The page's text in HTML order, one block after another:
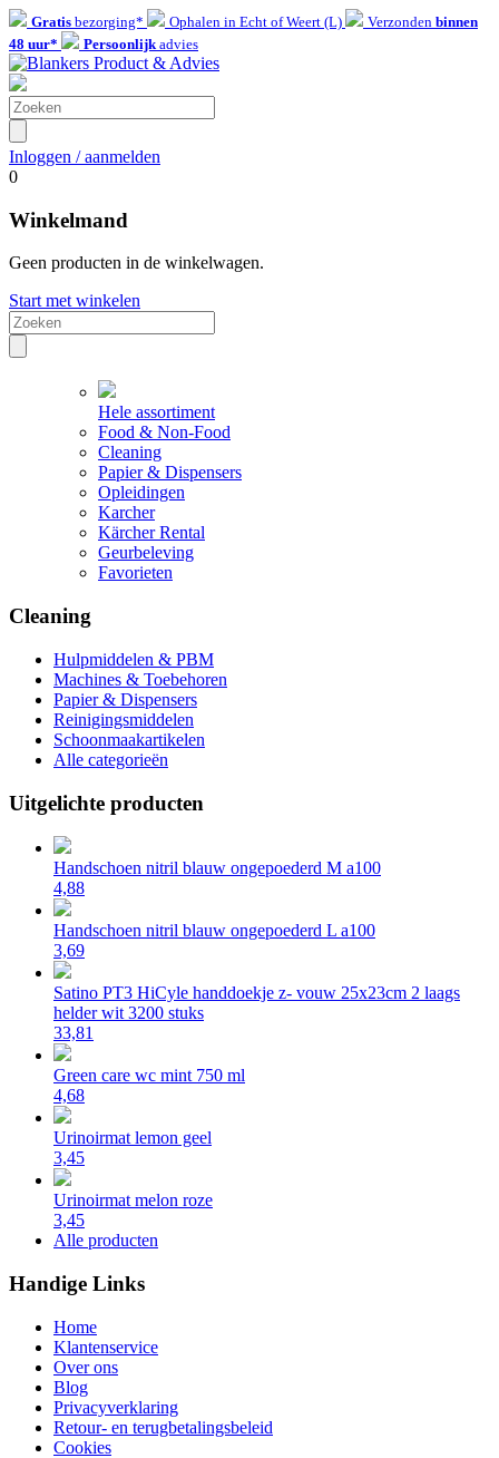
Gratis bezorging* Ophalen in Echt of Weert (L) Verzonden binnen
48 uur*
Persoonlijkadvies
Inloggen / aanmelden
0
Winkelmand
Geen producten in de winkelwagen.
Start met winkelen
Hele assortiment
Food & Non-Food
Cleaning
Papier & Dispensers
Opleidingen
Karcher
Kärcher Rental
Geurbeleving
Favorieten
Cleaning
Hulpmiddelen & PBM
Machines & Toebehoren
Papier & Dispensers
Reinigingsmiddelen
Schoonmaakartikelen
Alle categorieën
Uitgelichte producten
Handschoen nitril blauw ongepoederd M a100
4,88
Handschoen nitril blauw ongepoederd L a100
3,69
Satino PT3 HiCyle handdoekje z- vouw 25x23cm 2 laags
helder wit 3200 stuks
33,81
Green care wc mint 750 ml
4,68
Urinoirmat lemon geel
3,45
Urinoirmat melon roze
3,45
Alle producten
Handige Links
Home
Klantenservice
Over ons
Blog
Privacyverklaring
Retour- en terugbetalingsbeleid
Cookies